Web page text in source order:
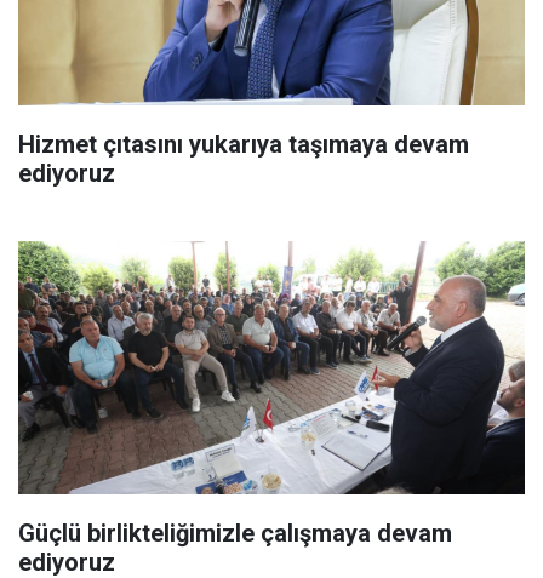
Hizmet çıtasını yukarıya taşımaya devam
ediyoruz
Güçlü birlikteliğimizle çalışmaya devam
ediyoruz